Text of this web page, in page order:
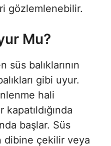
gözlemlenebilir.
Mu?
balıklarının
gibi uyur.
hali
başlar. Süs
dibine çekilir veya